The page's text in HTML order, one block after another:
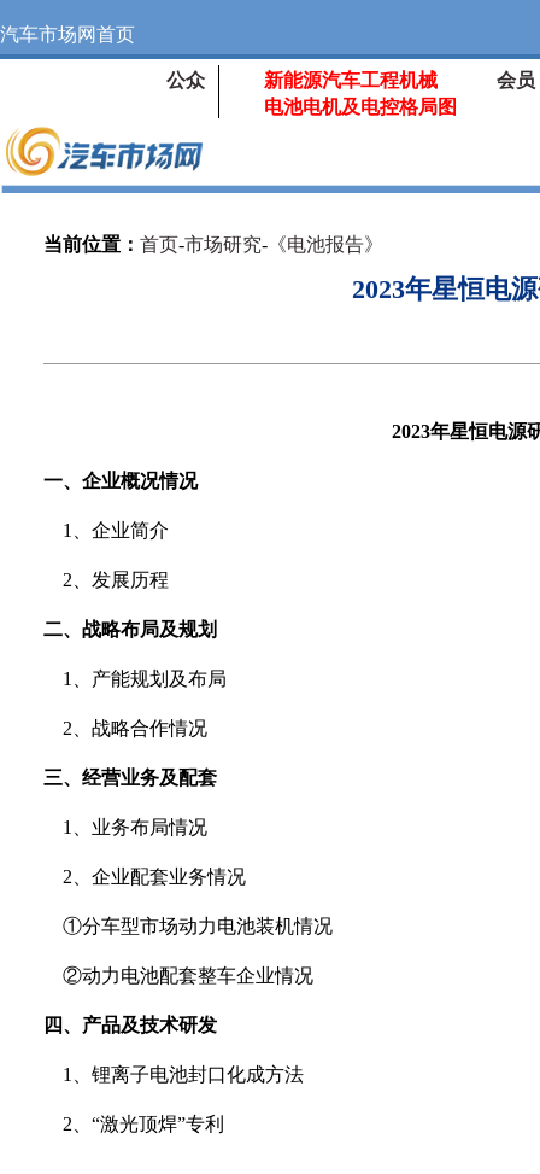
汽车市场网首页
公众 新能源汽车工程机械
会员
电池电机及电控格局图
当前位置： 首页-市场研究- 《电池报告》
2023年星恒电
2023年星恒电源
一、企业概况情况
1、企业简介
2、发展历程
二、战略布局及规划
1、产能规划及布局
2、战略合作情况
三、经营业务及配套
1、业务布局情况
2、企业配套业务情况
①分车型市场动力电池装机情况
②动力电池配套整车企业情况
四、产品及技术研发
1、锂离子电池封口化成方法
2、“激光顶焊”专利